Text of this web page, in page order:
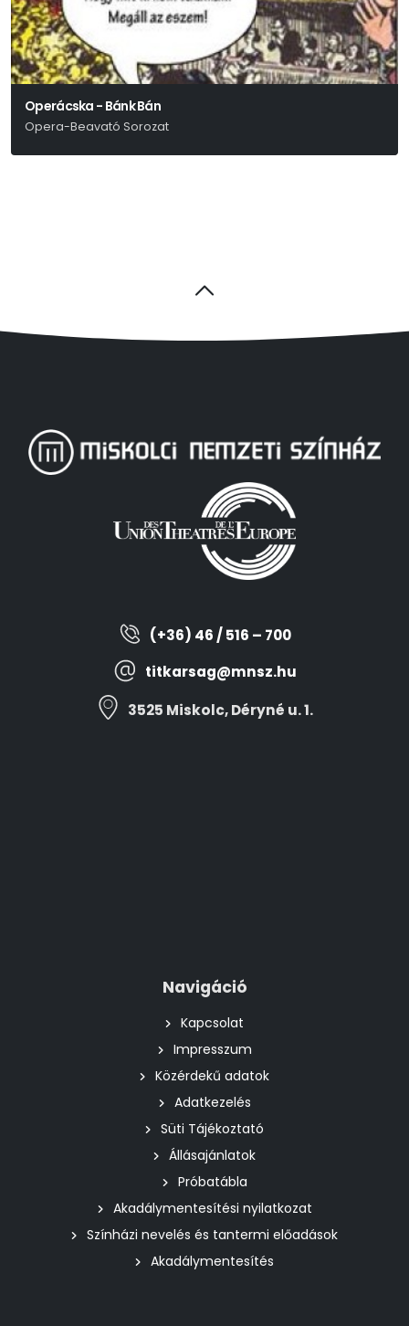
Operácska - Bánk Bán
Opera-Beavató Sorozat
(+36) 46 / 516 – 700
titkarsag@mnsz.hu
3525 Miskolc, Déryné u. 1.
Navigáció
Kapcsolat
Impresszum
Közérdekű adatok
Adatkezelés
Süti Tájékoztató
Állásajánlatok
Próbatábla
Akadálymentesítési nyilatkozat
Színházi nevelés és tantermi előadások
Akadálymentesítés